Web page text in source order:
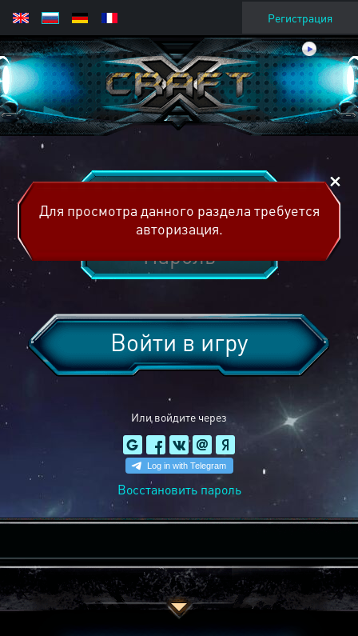
Регистрация
Или войдите через
Войти в игру
Восстановить пароль
Для просмотра данного раздела требуется
авторизация.